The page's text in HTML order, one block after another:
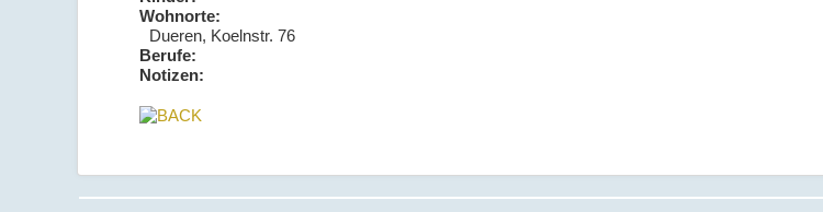
Wohnorte:
Dueren, Koelnstr. 76
Berufe:
Notizen: